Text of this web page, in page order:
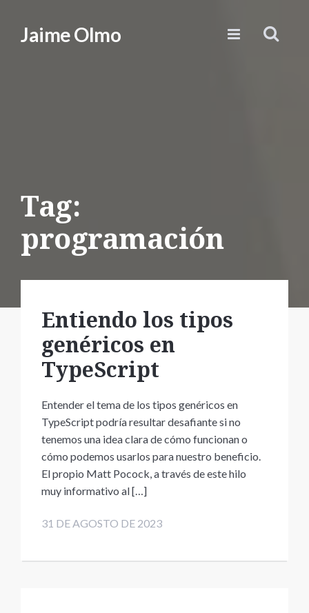
Jaime Olmo
Tag:
programación
Entiendo los tipos
genéricos en
TypeScript
Entender el tema de los tipos genéricos en
TypeScript podría resultar desafiante si no
tenemos una idea clara de cómo funcionan o
cómo podemos usarlos para nuestro beneficio.
El propio Matt Pocock, a través de este hilo
muy informativo al […]
31 DE AGOSTO DE 2023